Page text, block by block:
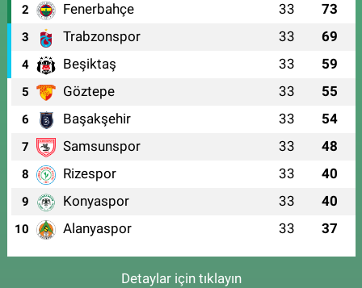
2 Fenerbahçe 33 73
3 Trabzonspor 33 69
4 Beşiktaş 33 59
5 Göztepe 33 55
6 Başakşehir 33 54
7 Samsunspor 33 48
8 Rizespor 33 40
9 Konyaspor 33 40
10 Alanyaspor 33 37
Detaylar için tıklayın